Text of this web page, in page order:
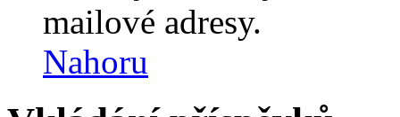
mailové adresy.
Nahoru